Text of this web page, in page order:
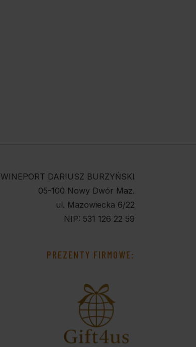
WINEPORT DARIUSZ BURZYŃSKI
05-100 Nowy Dwór Maz.
ul. Mazowiecka 6/22
NIP: 531 126 22 59
PREZENTY FIRMOWE: